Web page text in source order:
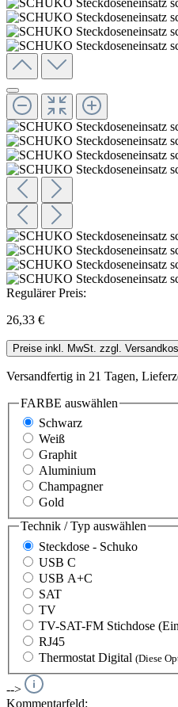
Regulärer Preis:
26,33 €
Preise inkl. MwSt. zzgl.
Versandfertig in 21 Tagen,
FARBE auswählen
Schwarz
Weiß
Graphit
Aluminium
Champagner
Gold
Technik / Typ auswählen
Steckdose - Schuko
USB C
USB A+C
SAT
TV
TV-SAT-FM Stichdose
RJ45
Thermostat Digital (Diese
-->
Kommentarfeld: